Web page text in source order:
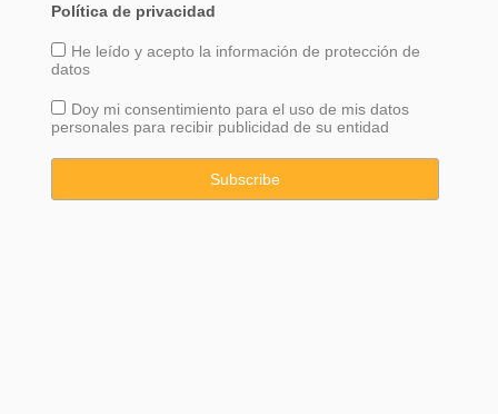
Política de privacidad
He leído y acepto la información de protección de
datos
Doy mi consentimiento para el uso de mis datos
personales para recibir publicidad de su entidad